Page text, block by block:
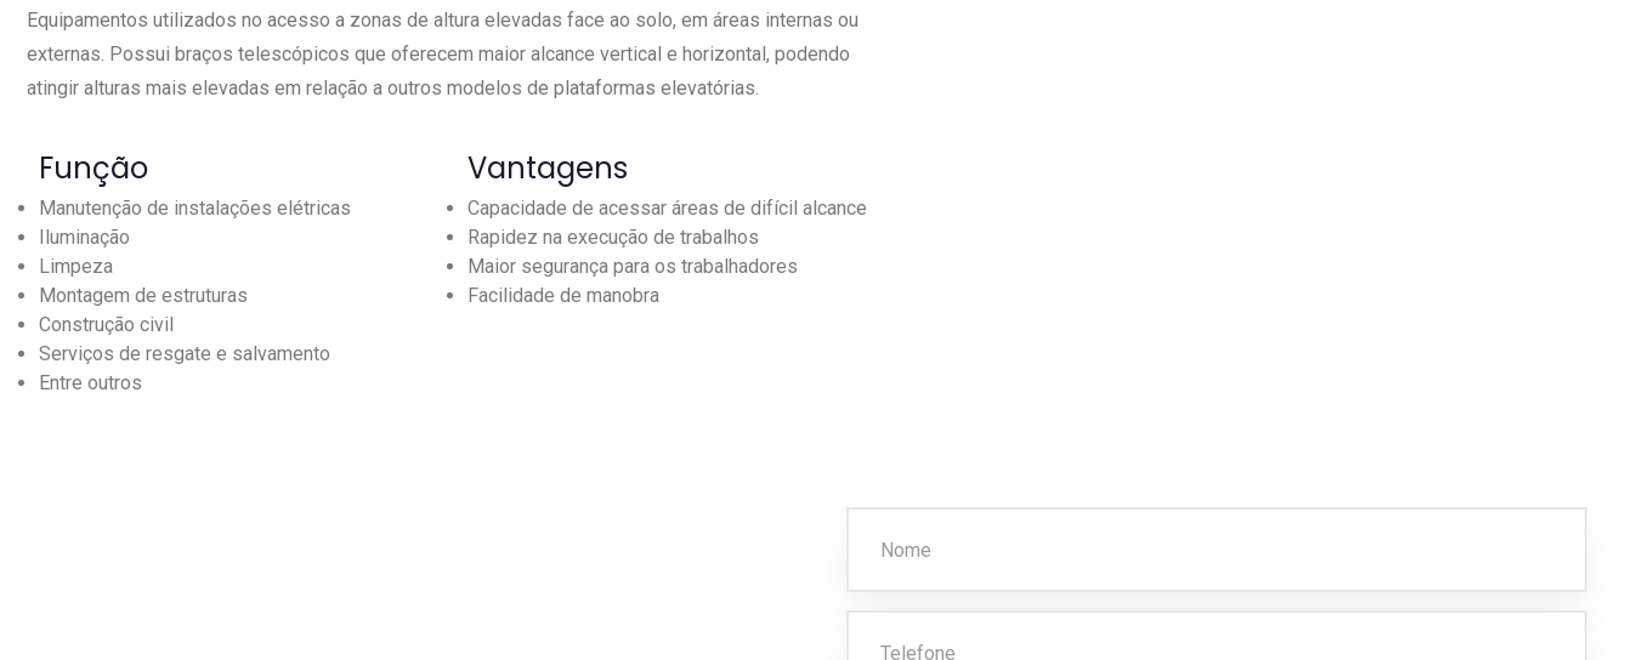
Equipamentos utilizados no acesso a zonas de altura elevadas face ao solo, em áreas internas ou
externas. Possui braços telescópicos que oferecem maior alcance vertical e horizontal, podendo
atingir alturas mais elevadas em relação a outros modelos de plataformas elevatórias.
Função
Manutenção de instalações elétricas
Iluminação
Limpeza
Montagem de estruturas
Construção civil
Serviços de resgate e salvamento
Entre outros
Vantagens
Capacidade de acessar áreas de difícil alcance
Rapidez na execução de trabalhos
Maior segurança para os trabalhadores
Facilidade de manobra